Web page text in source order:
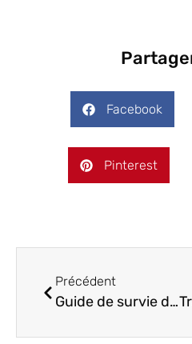
Facebook
Pinterest
Précédent
Guide de survie du client en quête de traductions professionnelles